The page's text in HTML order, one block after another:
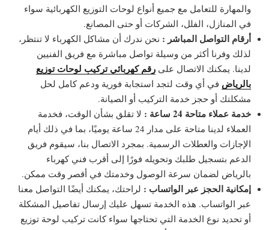
والمهارة للتعامل مع جميع أنواع لوحات التوزيع الكهربائية سواء
في المنازل، الفلل، الشركات أو حتى المصانع.
أرقام التواصل المباشر : نحن ندرك أن مشاكل الكهرباء لا تنتظر،
لذلك وفرنا أكثر من وسيلة تواصل مباشرة مع فريق الفنيين
لدينا. يمكنك الاتصال على رقم كهربائي تركيب لوحات توزيع
بالرياض في أي وقت لتجد استجابة فورية ودعم كامل لحل
مشكلتك أو حجز خدمة التركيب أو الصيانة.
خدمة عملاء متاحة 24 ساعة :
لا تقلق بشأن الوقت، فخدمة
العملاء لدينا متاحة على مدار 24 ساعة يوميًا، بما في ذلك أيام
الإجازات والعطلات الرسمية. بمجرد الاتصال بنا، سيقوم فريق
الدعم بتسجيل طلبك وتحويله فورًا إلى أقرب فني كهرباء
بالرياض لضمان سرعة الوصول وخدمتك في أقصر وقت ممكن.
إمكانية الحجز عبر الواتساب : لراحتك، يمكنك أيضًا التواصل معنا
عبر الواتساب. هذه الخدمة تسهل عليك إرسال تفاصيل المشكلة
أو تحديد نوع الخدمة التي تحتاجها سواء كانت تركيب لوحة توزيع